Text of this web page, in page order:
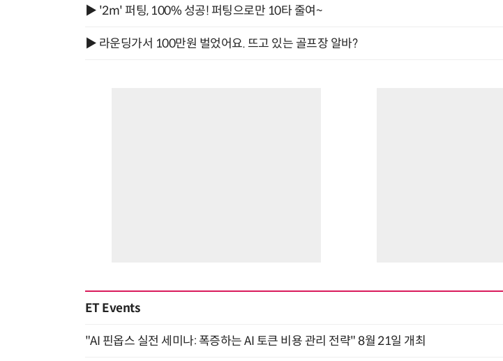
▶ '2m' 퍼팅, 100% 성공! 퍼팅으로만 10타 줄여~
▶ 라운딩가서 100만원 벌었어요. 뜨고 있는 골프장 알바?
ET Events
"AI 핀옵스 실전 세미나: 폭증하는 AI 토큰 비용 관리 전략" 8월 21일 개최